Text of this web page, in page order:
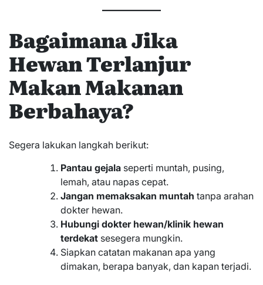
Bagaimana Jika
Hewan Terlanjur
Makan Makanan
Berbahaya?
Segera lakukan langkah berikut:
Pantau gejala seperti muntah, pusing,
lemah, atau napas cepat.
Jangan memaksakan muntah tanpa arahan
dokter hewan.
Hubungi dokter hewan/klinik hewan
terdekat sesegera mungkin.
Siapkan catatan makanan apa yang
dimakan, berapa banyak, dan kapan terjadi.